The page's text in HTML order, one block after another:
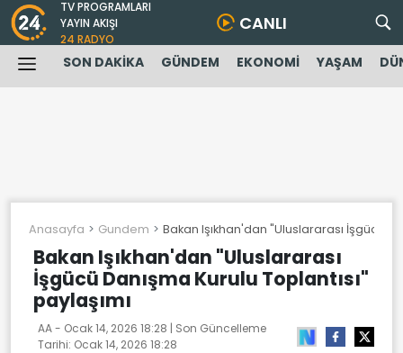
TV PROGRAMLARI
YAYIN AKIŞI
24 RADYO
CANLI
SON DAKİKA GÜNDEM EKONOMİ YAŞAM
Anasayfa Gundem Bakan Işıkhan'dan "Uluslararası İşgücü
Bakan Işıkhan'dan "Uluslararası
İşgücü Danışma Kurulu Toplantısı"
paylaşımı
AA - Ocak 14, 2026 18:28 | Son Güncelleme
Tarihi: Ocak 14, 2026 18:28